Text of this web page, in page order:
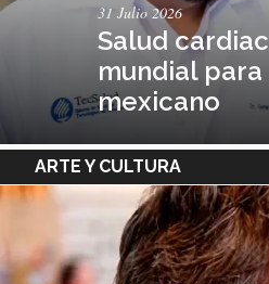
31 Julio 2026
Salud
mundial
mexicano
ARTE Y CULTURA